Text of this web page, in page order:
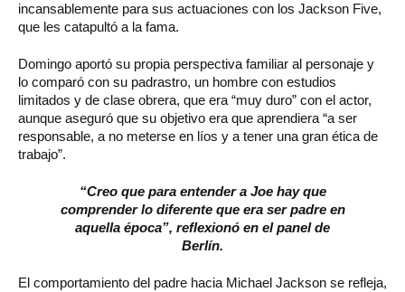
incansablemente para sus actuaciones con los Jackson Five,
que les catapultó a la fama.
Domingo aportó su propia perspectiva familiar al personaje y
lo comparó con su padrastro, un hombre con estudios
limitados y de clase obrera, que era “muy duro” con el actor,
aunque aseguró que su objetivo era que aprendiera “a ser
responsable, a no meterse en líos y a tener una gran ética de
trabajo”.
“Creo que para entender a Joe hay que
comprender lo diferente que era ser padre en
aquella época”, reflexionó en el panel de
Berlín.
El comportamiento del padre hacia Michael Jackson se refleja,